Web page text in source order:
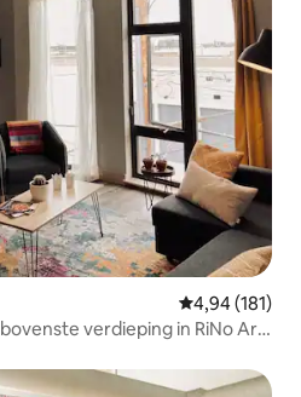
Gemiddelde
4,94 (181)
verdieping in RiNo Art